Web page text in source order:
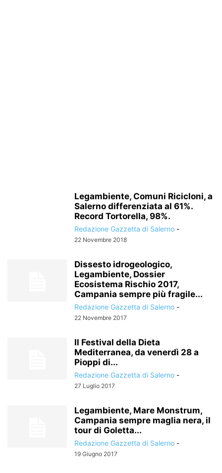
Legambiente, Comuni Ricicloni, a
Salerno differenziata al 61%.
Record Tortorella, 98%.
Redazione Gazzetta di Salerno -
22 Novembre 2018
Dissesto idrogeologico,
Legambiente, Dossier
Ecosistema Rischio 2017,
Campania sempre più fragile...
Redazione Gazzetta di Salerno -
22 Novembre 2017
Il Festival della Dieta
Mediterranea, da venerdì 28 a
Pioppi di...
Redazione Gazzetta di Salerno -
27 Luglio 2017
Legambiente, Mare Monstrum,
Campania sempre maglia nera, il
tour di Goletta...
Redazione Gazzetta di Salerno -
19 Giugno 2017